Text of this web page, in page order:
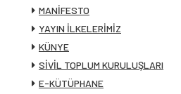
MANİFESTO
YAYIN İLKELERİMİZ
KÜNYE
SİVİL TOPLUM KURULUŞLARI
E-KÜTÜPHANE